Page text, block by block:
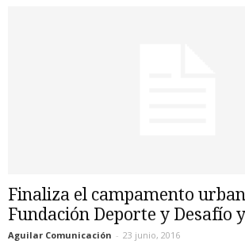
Finaliza el campamento
Fundación Deporte y Desafío
Aguilar Comunicación - 23 junio, 2016